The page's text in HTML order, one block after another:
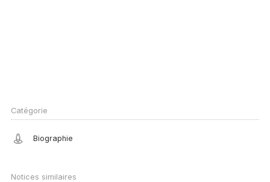
Catégorie
Biographie
Notices similaires